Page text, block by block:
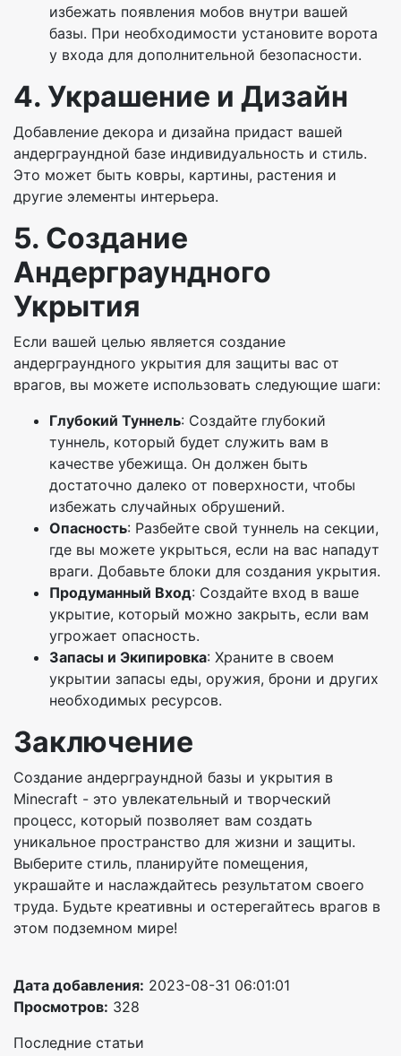
избежать появления мобов внутри вашей
базы. При необходимости установите ворота
у входа для дополнительной безопасности.
4. Украшение и Дизайн
Добавление декора и дизайна придаст вашей
андерграундной базе индивидуальность и стиль.
Это может быть ковры, картины, растения и
другие элементы интерьера.
5. Создание
Андерграундного
Укрытия
Если вашей целью является создание
андерграундного укрытия для защиты вас от
врагов, вы можете использовать следующие шаги:
Глубокий Туннель: Создайте глубокий
туннель, который будет служить вам в
качестве убежища. Он должен быть
достаточно далеко от поверхности, чтобы
избежать случайных обрушений.
Опасность: Разбейте свой туннель на секции,
где вы можете укрыться, если на вас нападут
враги. Добавьте блоки для создания укрытия.
Продуманный Вход: Создайте вход в ваше
укрытие, который можно закрыть, если вам
угрожает опасность.
Запасы и Экипировка: Храните в своем
укрытии запасы еды, оружия, брони и других
необходимых ресурсов.
Заключение
Создание андерграундной базы и укрытия в
Minecraft - это увлекательный и творческий
процесс, который позволяет вам создать
уникальное пространство для жизни и защиты.
Выберите стиль, планируйте помещения,
украшайте и наслаждайтесь результатом своего
труда. Будьте креативны и остерегайтесь врагов в
этом подземном мире!
Дата добавления: 2023-08-31 06:01:01
Просмотров: 328
Последние статьи